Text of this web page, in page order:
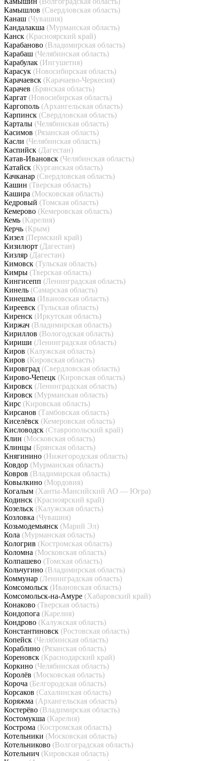
Камышлов (Свердловская область)
Канаш (Чувашия)
Кандалакша (Мурманская область)
Канск (Красноярский край)
Карабаново (Владимирская область)
Карабаш (Челябинская область)
Карабулак (Ингушетия)
Карасук (Новосибирская область)
Карачаевск (Карачаево-Черкесия)
Карачев (Брянская область)
Каргат (Новосибирская область)
Каргополь (Архангельская область)
Карпинск (Свердловская область)
Карталы (Челябинская область)
Касимов (Рязанская область)
Касли (Челябинская область)
Каспийск (Дагестан)
Катав-Ивановск (Челябинская область)
Катайск (Курганская область)
Качканар (Свердловская область)
Кашин (Тверская область)
Кашира (Московская область)
Кедровый (Томская область)
Кемерово (Кемеровская область)
Кемь (Карелия)
Керчь (Крым)
Кизел (Пермский край)
Кизилюрт (Дагестан)
Кизляр (Дагестан)
Кимовск (Тульская область)
Кимры (Тверская область)
Кингисепп (Ленинградская область)
Кинель (Самарская область)
Кинешма (Ивановская область)
Киреевск (Тульская область)
Киренск (Иркутская область)
Киржач (Владимирская область)
Кириллов (Вологодская область)
Кириши (Ленинградская область)
Киров (Калужская область)
Киров (Кировская область)
Кировград (Свердловская область)
Кирово-Чепецк (Кировская область)
Кировск (Ленинградская область)
Кировск (Мурманская область)
Кирс (Кировская область)
Кирсанов (Тамбовская область)
Киселёвск (Кемеровская область)
Кисловодск (Ставропольский край)
Клин (Московская область)
Клинцы (Брянская область)
Княгинино (Нижегородская область)
Ковдор (Мурманская область)
Ковров (Владимирская область)
Ковылкино (Мордовия)
Когалым (Ханты-Мансийский АО — Югра)
Кодинск (Красноярский край)
Козельск (Калужская область)
Козловка (Чувашия)
Козьмодемьянск (Марий Эл)
Кола (Мурманская область)
Кологрив (Костромская область)
Коломна (Московская область)
Колпашево (Томская область)
Кольчугино (Владимирская область)
Коммунар (Ленинградская область)
Комсомольск (Ивановская область)
Комсомольск-на-Амуре (Хабаровский край)
Конаково (Тверская область)
Кондопога (Карелия)
Кондрово (Калужская область)
Константиновск (Ростовская область)
Копейск (Челябинская область)
Кораблино (Рязанская область)
Кореновск (Краснодарский край)
Коркино (Челябинская область)
Королёв (Московская область)
Короча (Белгородская область)
Корсаков (Сахалинская область)
Коряжма (Архангельская область)
Костерёво (Владимирская область)
Костомукша (Карелия)
Кострома (Костромская область)
Котельники (Московская область)
Котельниково (Волгоградская область)
Котельнич (Кировская область)